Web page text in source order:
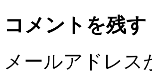
コメントを残す
メールアドレ